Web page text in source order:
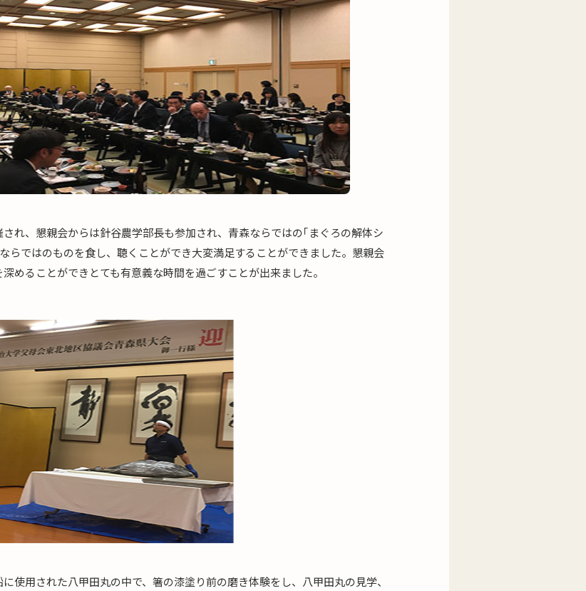
れ、懇親会からは針谷農学部長も参加され、青森ならではの｢まぐろの解体シ
らではのものを食し、聴くことができ大変満足することができました。懇親会
めることができとても有意義な時間を過ごすことが出来ました。
使用された八甲田丸の中で、箸の漆塗り前の磨き体験をし、八甲田丸の見学、